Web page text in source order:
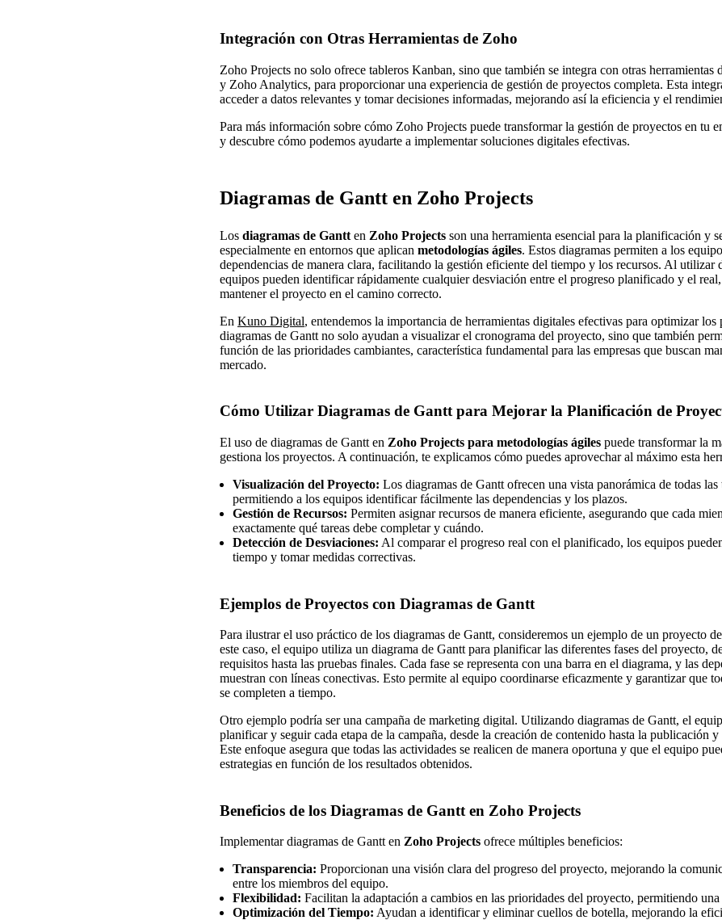
Integración con Otras Herramientas de Zoho
Zoho Projects no solo ofrece tableros Kanban, sino que también se integra con otras
y Zoho Analytics, para proporcionar una experiencia de gestión de proyectos completa. Esta
acceder a datos relevantes y tomar decisiones informadas, mejorando así la eficiencia y el
Para más información sobre cómo Zoho Projects puede transformar la gestión de proyectos en tu
y descubre cómo podemos ayudarte a implementar soluciones digitales efectivas.
Diagramas de Gantt en Zoho Projects
Los diagramas de Gantt en Zoho Projects son una herramienta esencial para la planificación y
especialmente en entornos que aplican metodologías ágiles. Estos diagramas permiten a los
dependencias de manera clara, facilitando la gestión eficiente del tiempo y los recursos. Al utilizar
equipos pueden identificar rápidamente cualquier desviación entre el progreso planificado y el
mantener el proyecto en el camino correcto.
En Kuno Digital, entendemos la importancia de herramientas digitales efectivas para optimizar los
diagramas de Gantt no solo ayudan a visualizar el cronograma del proyecto, sino que también
función de las prioridades cambiantes, característica fundamental para las empresas que buscan
mercado.
Cómo Utilizar Diagramas de Gantt para Mejorar la Planificación de
El uso de diagramas de Gantt en Zoho Projects para metodologías ágiles puede transformar la
gestiona los proyectos. A continuación, te explicamos cómo puedes aprovechar al máximo esta
Visualización del Proyecto: Los diagramas de Gantt ofrecen una vista panorámica de todas las
permitiendo a los equipos identificar fácilmente las dependencias y los plazos.
Gestión de Recursos: Permiten asignar recursos de manera eficiente, asegurando que cada
exactamente qué tareas debe completar y cuándo.
Detección de Desviaciones: Al comparar el progreso real con el planificado, los equipos
tiempo y tomar medidas correctivas.
Ejemplos de Proyectos con Diagramas de Gantt
Para ilustrar el uso práctico de los diagramas de Gantt, consideremos un ejemplo de un proyecto
este caso, el equipo utiliza un diagrama de Gantt para planificar las diferentes fases del proyecto,
requisitos hasta las pruebas finales. Cada fase se representa con una barra en el diagrama, y las
muestran con líneas conectivas. Esto permite al equipo coordinarse eficazmente y garantizar que
se completen a tiempo.
Otro ejemplo podría ser una campaña de marketing digital. Utilizando diagramas de Gantt, el
planificar y seguir cada etapa de la campaña, desde la creación de contenido hasta la publicación y
Este enfoque asegura que todas las actividades se realicen de manera oportuna y que el equipo
estrategias en función de los resultados obtenidos.
Beneficios de los Diagramas de Gantt en Zoho Projects
Implementar diagramas de Gantt en Zoho Projects ofrece múltiples beneficios:
Transparencia: Proporcionan una visión clara del progreso del proyecto, mejorando la
entre los miembros del equipo.
Flexibilidad: Facilitan la adaptación a cambios en las prioridades del proyecto, permitiendo
Optimización del Tiempo: Ayudan a identificar y eliminar cuellos de botella, mejorando la